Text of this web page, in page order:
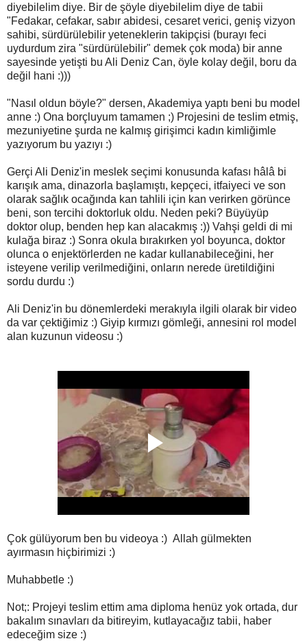
diyebilelim diye. Bir de şöyle diyebilelim diye de tabii
"Fedakar, cefakar, sabır abidesi, cesaret verici, geniş vizyon
sahibi, sürdürülebilir yeteneklerin takipçisi (burayı feci
uydurdum zira "sürdürülebilir" demek çok moda) bir anne
sayesinde yetişti bu Ali Deniz Can, öyle kolay değil, boru da
değil hani :)))
"Nasıl oldun böyle?" dersen, Akademiya yaptı beni bu model
anne :) Ona borçluyum tamamen ;) Projesini de teslim etmiş,
mezuniyetine şurda ne kalmış girişimci kadın kimliğimle
yazıyorum bu yazıyı :)
Gerçi Ali Deniz'in meslek seçimi konusunda kafası hâlâ bi
karışık ama, dinazorla başlamıştı, kepçeci, itfaiyeci ve son
olarak sağlık ocağında kan tahlili için kan verirken görünce
beni, son tercihi doktorluk oldu. Neden peki? Büyüyüp
doktor olup, benden hep kan alacakmış :)) Vahşi geldi di mi
kulağa biraz :) Sonra okula bırakırken yol boyunca, doktor
olunca o enjektörlerden ne kadar kullanabileceğini, her
isteyene verilip verilmediğini, onların nerede üretildiğini
sordu durdu :)
Ali Deniz'in bu dönemlerdeki merakıyla ilgili olarak bir video
da var çektiğimiz :) Giyip kırmızı gömleği, annesini rol model
alan kuzunun videosu :)
Çok gülüyorum ben bu videoya :) Allah gülmekten
ayırmasın hiçbirimizi :)
Muhabbetle :)
Not;: Projeyi teslim ettim ama diploma henüz yok ortada, dur
bakalım sınavları da bitireyim, kutlayacağız tabii, haber
edeceğim size :)